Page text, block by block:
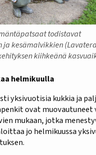
todistavat
ja kesämalvikkien (Lavatera
kiihkeänä
helmikuulla
yksivuotisia kukkia ja
ovat muovautuneet
mukaan, jotka
jo helmikuussa